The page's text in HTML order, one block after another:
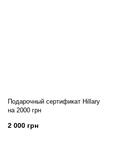
Подарочный сертификат Hillary
на 2000 грн
2 000 грн